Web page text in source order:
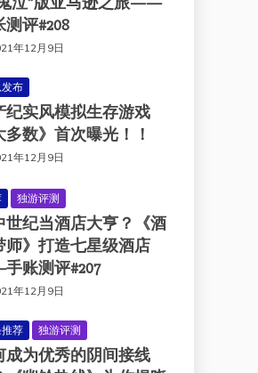
测评#208
年12月9日
布
纪实风模拟生存游戏
多数》首次曝光！！
年12月9日
独游评测
世纪当酒店大亨？《酒
师》打造七星级酒店
账测评#207
年12月9日
荐 独游评测
成为优秀的阴间接线